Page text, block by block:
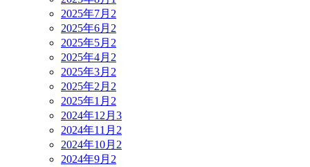
2025年7月 2
2025年6月 2
2025年5月 2
2025年4月 2
2025年3月 2
2025年2月 2
2025年1月 2
2024年12月 3
2024年11月 2
2024年10月 2
2024年9月 2